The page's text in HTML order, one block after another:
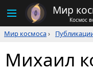
Мир
Космос
Мир космоса›
Михаил